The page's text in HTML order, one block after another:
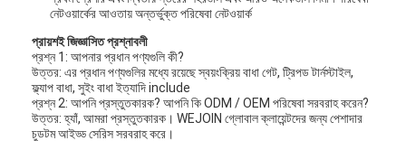
আমাদের সম্বন্ধে
কারখানা পরিদর্শন
গুণমান নিয়ন্ত্রণ
খবর
নেটওয়ার্কের আওতায় অন্তর্ভুক্ত পরিষেবা নেটওয়ার্ক
প্রায়শই জিজ্ঞাসিত প্রশ্নাবলী
প্রশ্ন 1: আপনার প্রধান পণ্যগুলি কী?
উত্তর: এর প্রধান পণ্যগুলির মধ্যে রয়েছে স্বয়ংক্রিয় বাধা গেট, ট্রিপড টার্নস্টাইল,
ফ্ল্যাপ বাধা, সুইং বাধা ইত্যাদি include
প্রশ্ন 2: আপনি প্রস্তুতকারক? আপনি কি ODM / OEM পরিষেবা সরবরাহ করেন?
উত্তর: হ্যাঁ, আমরা প্রস্তুতকারক। WEJOINগ্লোবাল ক্লায়েন্টদের জন্যপেশাদার
চুডটম আইড্ড সেরিসসরবরাহ করে।